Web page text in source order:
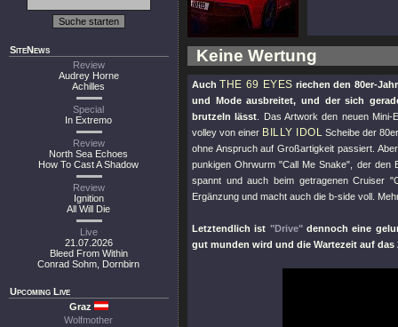
SiteNews
Review
Audrey Horne
Achilles
Special
In Extremo
Review
North Sea Echoes
How To Cast A Shadow
Review
Ignition
All Will Die
Live
21.07.2026
Bleed From Within
Conrad Sohm, Dornbirn
Upcoming Live
Graz
Wolfmother
Keine Wertung
AuchTHE 69 EYES riechen den 80er-
und Mode ausbreitet, und der sich
brutzeln lässt . Das Artwork den neuen
volley von einer BILLY IDOL Scheibe der
ohne Anspruch auf Großartigkeit passiert.
punkigen Ohrwurm "Call Me Snake", der den
spannt und auch beim getragenen Cruiser "
Ergänzung und macht auch die b-side voll.
Letztendlich ist "Drive"dennoch eine
gut munden wird und die Wartezeit auf